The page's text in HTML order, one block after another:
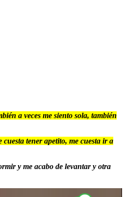
a veces me siento sola, también
cuesta tener apetito, me cuesta ir a
y me acabo de levantar y otra